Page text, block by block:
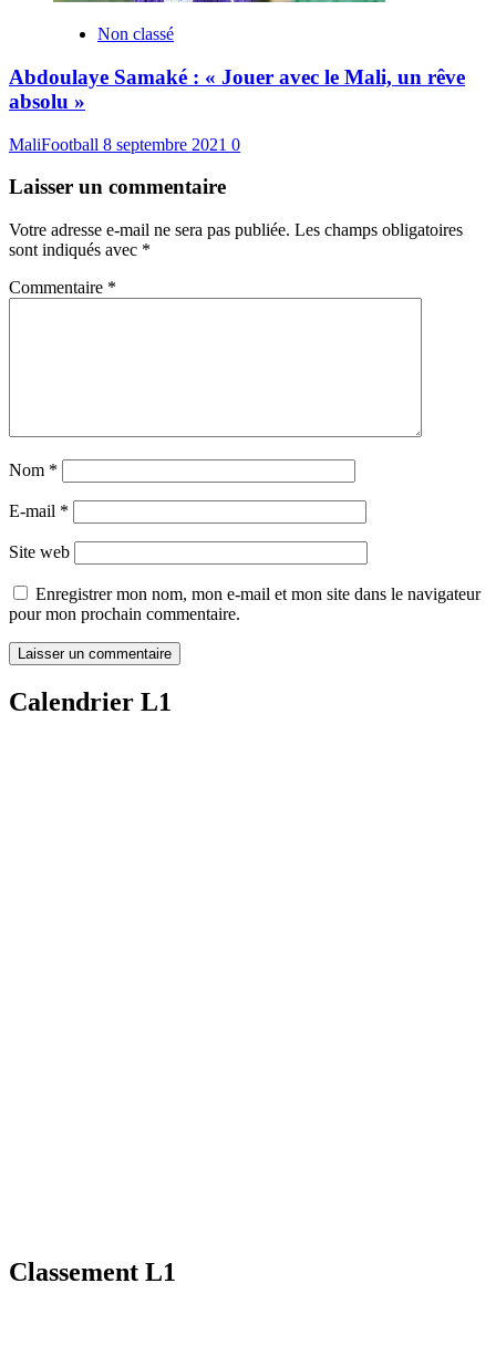
Non classé
Abdoulaye Samaké : « Jouer avec le Mali, un rêve
absolu »
MaliFootball 8 septembre 2021 0
Laisser un commentaire
Votre adresse e-mail ne sera pas publiée. Les champs obligatoires
sont indiqués avec *
Commentaire *
Nom *
E-mail *
Site web
Enregistrer mon nom, mon e-mail et mon site dans le navigateur
pour mon prochain commentaire.
Calendrier L1
Classement L1